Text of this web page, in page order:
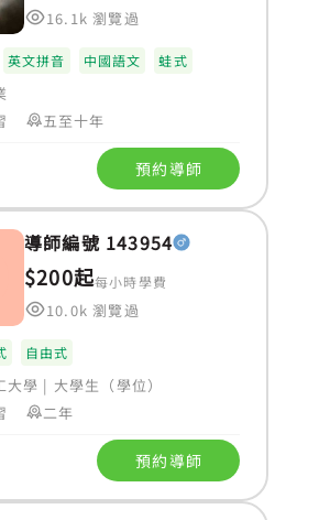
16.1k 瀏覽過
英文拼音 中國語文 蛙式
五至十年
預約導師
導師編號 143954
$200起每小時學費
10.0k 瀏覽過
自由式
大學 | 大學生（學位）
二年
預約導師